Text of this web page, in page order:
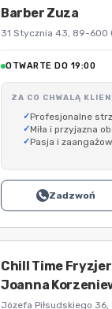
Barber Zuza
31 Stycznia 43, 89-600
OTWARTE DO 19:00
ZA CO CHWALĄ
Profesjonalne
Miła i przyjazna
Pasja i
Zadzwoń
Chill Time
Joanna
Józefa Piłsudskiego